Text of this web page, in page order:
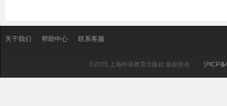
关于我们 帮助中心 联系客服
©2025 上海外语教育出版社 版权所有 沪ICP